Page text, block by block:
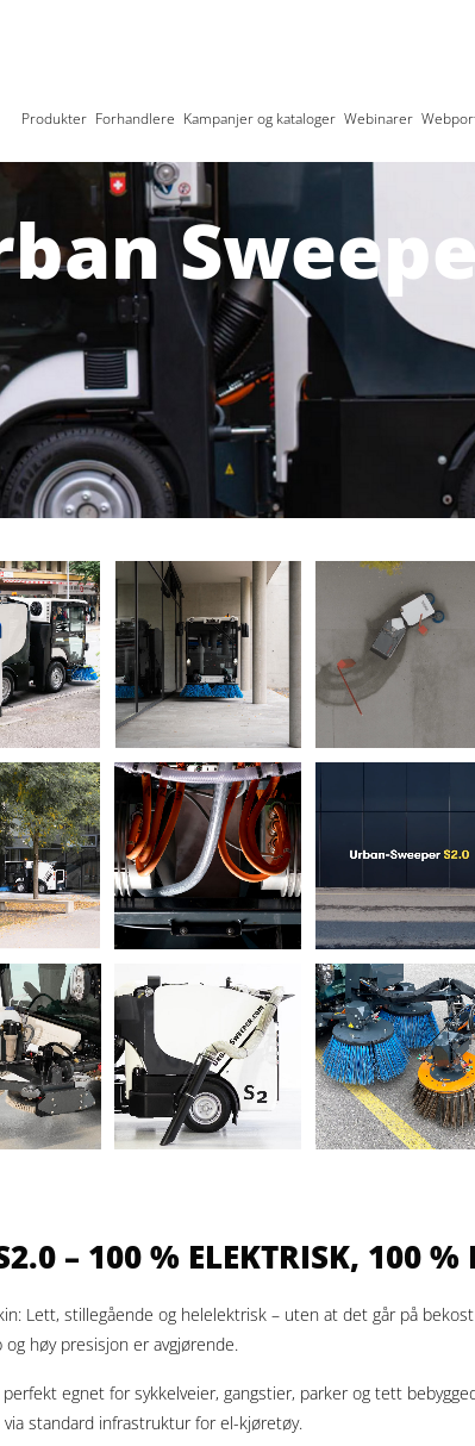
Produkter Forhandlere Kampanjer og kataloger Webinarer
– 100 % ELEKTRISK, 100 %
Lett, stillegående og helelektrisk – uten at det går på
høy presisjon er avgjørende.
egnet for sykkelveier, gangstier, parker og tett
standard infrastruktur for el-kjøretøy.